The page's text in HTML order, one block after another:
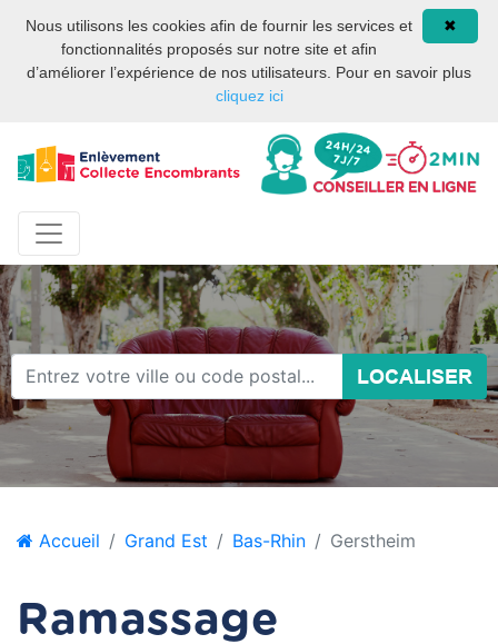
Site internet privé et
indépendant des services
publics ou des services de
la mairie de Paris.
08 93 02 00 17
LOCALISER
Accueil Grand Est Bas-Rhin Gerstheim
Ramassage
✖
Nous utilisons les cookies afin de fournir les services et
fonctionnalités proposés sur notre site et afin
d’améliorer l’expérience de nos utilisateurs. Pour en savoir plus
cliquez ici